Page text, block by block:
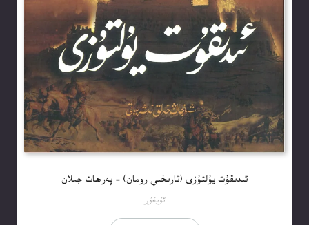
ئىدىقۇت يۇلتۇزى (تارىخىي رومان) – پەرھات جىلان
ئۇيغۇر